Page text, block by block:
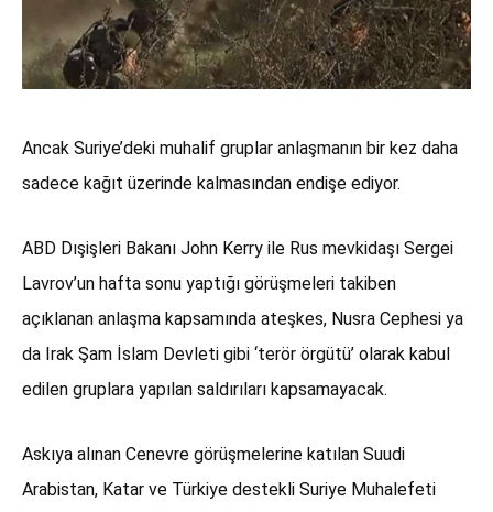
Ancak Suriye’deki muhalif gruplar anlaşmanın bir kez daha
sadece kağıt üzerinde kalmasından endişe ediyor.
ABD Dışişleri Bakanı John Kerry ile Rus mevkidaşı Sergei
Lavrov’un hafta sonu yaptığı görüşmeleri takiben
açıklanan anlaşma kapsamında ateşkes, Nusra Cephesi ya
da Irak Şam İslam Devleti gibi ‘terör örgütü’ olarak kabul
edilen gruplara yapılan saldırıları kapsamayacak.
Askıya alınan Cenevre görüşmelerine katılan Suudi
Arabistan, Katar ve Türkiye destekli Suriye Muhalefeti